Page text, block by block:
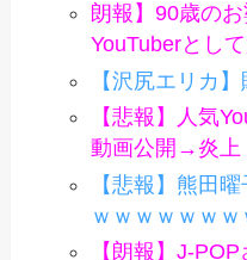
朗報】90歳の
YouTuberとし
【沢尻エリカ
【悲報】人気
動画公開→炎上
【悲報】熊田
ｗｗｗｗｗｗｗ
【朗報】J-